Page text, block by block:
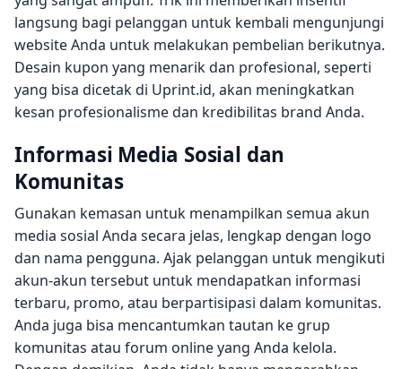
langsung bagi pelanggan untuk kembali mengunjungi
website Anda untuk melakukan pembelian berikutnya.
Desain kupon yang menarik dan profesional, seperti
yang bisa dicetak di Uprint.id, akan meningkatkan
kesan profesionalisme dan kredibilitas brand Anda.
Informasi Media Sosial dan
Komunitas
Gunakan kemasan untuk menampilkan semua akun
media sosial Anda secara jelas, lengkap dengan logo
dan nama pengguna. Ajak pelanggan untuk mengikuti
akun-akun tersebut untuk mendapatkan informasi
terbaru, promo, atau berpartisipasi dalam komunitas.
Anda juga bisa mencantumkan tautan ke grup
komunitas atau forum online yang Anda kelola.